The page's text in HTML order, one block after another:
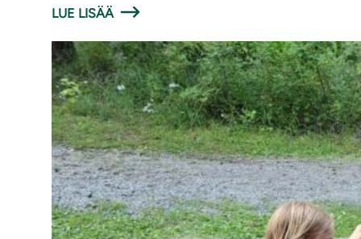
LUE LISÄÄ